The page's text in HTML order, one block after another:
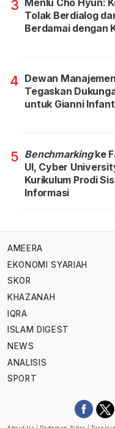
3 Menlu Cho Hyun:
Tolak Berdialog
Berdamai dengan
4 Dewan
Tegaskan
untuk Gianni
5 Benchmarkingke
UI, Cyber
Kurikulum Prodi
Informasi
AMEERA
EKONOMI SYARIAH
SKOR
KHAZANAH
IQRA
ISLAM DIGEST
NEWS
ANALISIS
SPORT